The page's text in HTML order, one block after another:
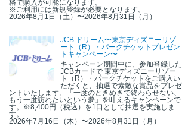
格で購入が可能になります。
※ご利用には新規登録が必要となります。
2026年8月1日（土）〜2026年8月31日（月）
JCB ドリーム〜東京ディズニーリゾ
ート（R）・パークチケットプレゼン
トキャンペーン〜
キャンペーン期間中に、参加登録した
JCBカードで 東京ディズニーリゾー
ト（R）・パークチケットをご購入い
ただくと、抽選で素敵な賞品をプレゼ
ントいたします。「一度のときめきで終わらせない、
もう一度訪れたいという夢」を叶えるキャンペーンで
す。※8,400円（税込）を1口として抽選を実施しま
す。
2026年7月16日（木）〜2026年8月31日（月）